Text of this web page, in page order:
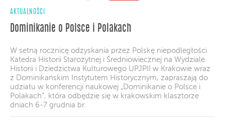
AKTUALNOŚCI
Dominikanie o Polsce i Polakach
W setną rocznicę odzyskania przez Polskę niepodległości
Katedra Historii Starożytnej i Średniowiecznej na Wydziale
Historii i Dziedzictwa Kulturowego UPJPII w Krakowie wraz
z Dominikańskim Instytutem Historycznym, zapraszają do
udziału w konferencji naukowej „Dominikanie o Polsce i
Polakach”, która odbędzie się w krakowskim klasztorze
dniach 6-7 grudnia br.